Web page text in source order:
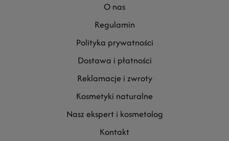
o nas
regulamin
polityka prywatności
dostawa i płatności
reklamacje i zwroty
kosmetyki naturalne
nasz ekspert i kosmetolog
kontakt